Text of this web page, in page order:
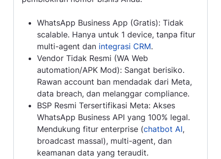
WhatsApp Business App (Gratis): Tidak
scalable. Hanya untuk 1 device, tanpa fitur
multi-agent dan integrasi CRM.
Vendor Tidak Resmi (WA Web
automation/APK Mod): Sangat berisiko.
Rawan account ban mendadak dari Meta,
data breach, dan melanggar compliance.
BSP Resmi Tersertifikasi Meta: Akses
WhatsApp Business API yang 100% legal.
Mendukung fitur enterprise (chatbot AI,
broadcast massal), multi-agent, dan
keamanan data yang teraudit.